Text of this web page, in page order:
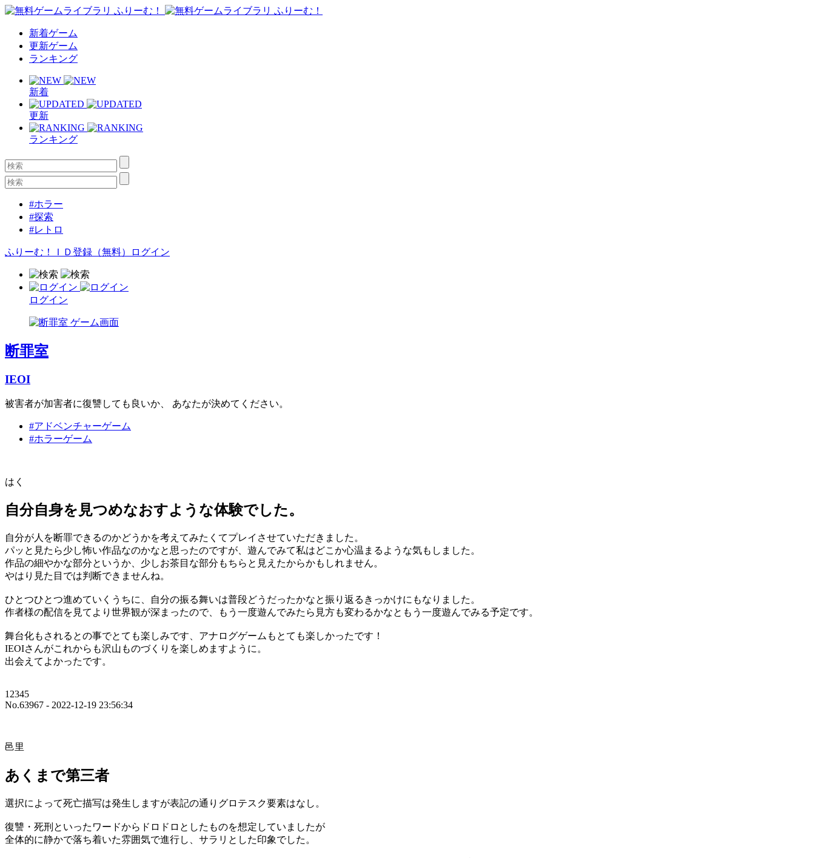
新着ゲーム
更新ゲーム
ランキング
新着
更新
ランキング
#ホラー
#探索
#レトロ
ふりーむ！ＩＤ登録（無料） ログイン
ログイン
断罪室
IEOI
被害者が加害者に復讐しても良いか、 あなたが決めてください。
#アドベンチャーゲーム
#ホラーゲーム
はく
自分自身を見つめなおすような体験でした。
自分が人を断罪できるのかどうかを考えてみたくてプレイさせていただきました。
パッと見たら少し怖い作品なのかなと思ったのですが、遊んでみて私はどこか心温まるような気もしました。
作品の細やかな部分というか、少しお茶目な部分もちらと見えたからかもしれません。
やはり見た目では判断できませんね。
ひとつひとつ進めていくうちに、自分の振る舞いは普段どうだったかなと振り返るきっかけにもなりました。
作者様の配信を見てより世界観が深まったので、もう一度遊んでみたら見方も変わるかなともう一度遊んでみる予定です。
舞台化もされるとの事でとても楽しみです、アナログゲームもとても楽しかったです！
IEOIさんがこれからも沢山ものづくりを楽しめますように。
出会えてよかったです。
12345
No.63967 - 2022-12-19 23:56:34
邑里
あくまで第三者
選択によって死亡描写は発生しますが表記の通りグロテスク要素はなし。
復讐・死刑といったワードからドロドロとしたものを想定していましたが
全体的に静かで落ち着いた雰囲気で進行し、サラリとした印象でした。